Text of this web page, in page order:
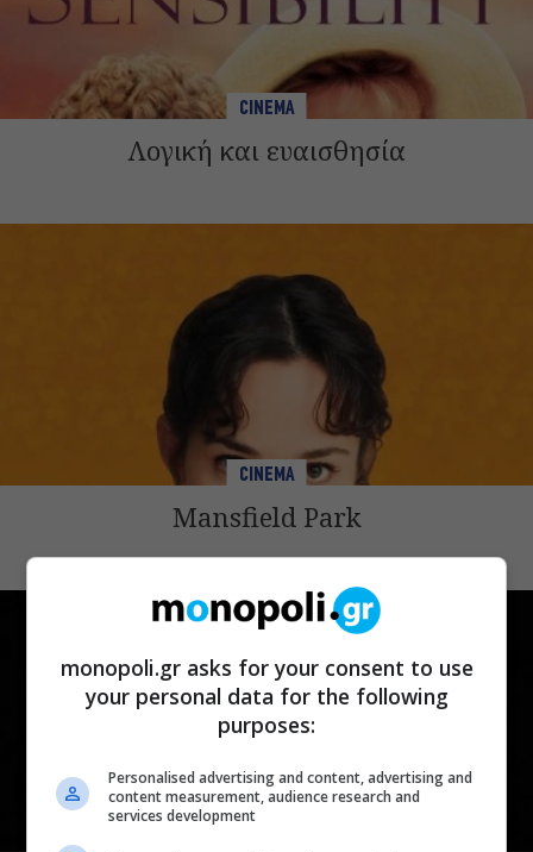
CINEMA
Λογική και ευαισθησία
CINEMA
Mansfield Park
monopoli.gr asks for your consent to use
your personal data for the following
purposes:
Personalised advertising and content, advertising and
content measurement, audience research and
services development